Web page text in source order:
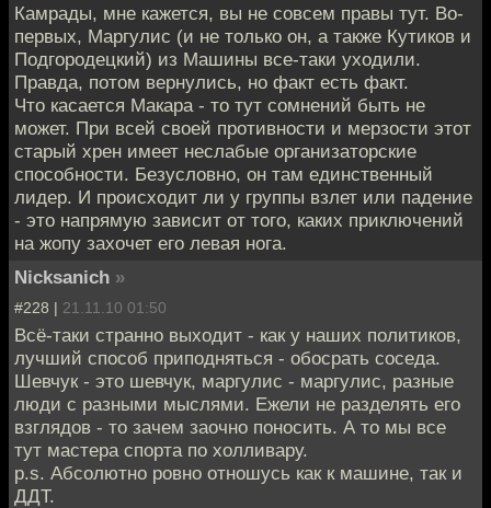
Камрады, мне кажется, вы не совсем правы тут. Во-
первых, Маргулис (и не только он, а также Кутиков и
Подгородецкий) из Машины все-таки уходили.
Правда, потом вернулись, но факт есть факт.
Что касается Макара - то тут сомнений быть не
может. При всей своей противности и мерзости этот
старый хрен имеет неслабые организаторские
способности. Безусловно, он там единственный
лидер. И происходит ли у группы взлет или падение
- это напрямую зависит от того, каких приключений
на жопу захочет его левая нога.
Nicksanich »
#228 | 21.11.10 01:50
Всё-таки странно выходит - как у наших политиков,
лучший способ приподняться - обосрать соседа.
Шевчук - это шевчук, маргулис - маргулис, разные
люди с разными мыслями. Ежели не разделять его
взглядов - то зачем заочно поносить. А то мы все
тут мастера спорта по холливару.
p.s. Абсолютно ровно отношусь как к машине, так и
ДДТ.